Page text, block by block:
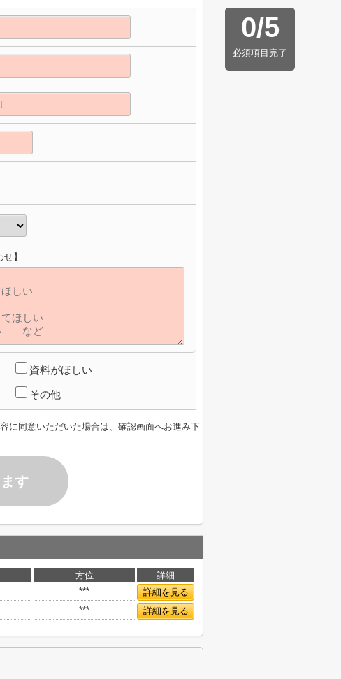
0/5
必須項目完了
】
資料がほしい
その他
に同意いただいた場合は、確認画面へお進み下
す
方位
詳細
***
詳細を見る
*** 詳細を見る